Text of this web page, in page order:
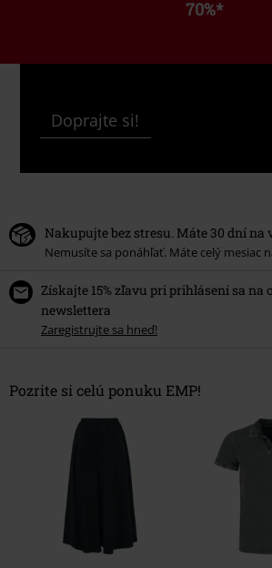
70%*
Doprajte si!
Nakupujte bez stresu. Máte 30 dní na
Nemusíte sa ponáhľať. Máte celý mesiac
Získajte 15% zľavu pri prihlásení sa na
newslettera
Zaregistrujte sa hneď!
Pozrite si celú ponuku EMP!